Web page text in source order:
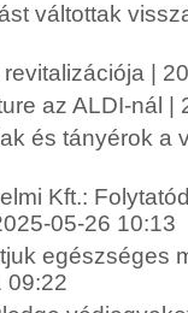
váltottak
|
az ALDI-nál |
és tányérok a
Kft.:
05-26 10:13
egészséges
09:22